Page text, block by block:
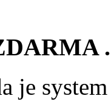
je